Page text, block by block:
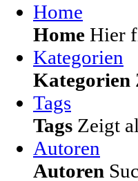
Home
Home Hier
Kategorien
Kategorien
Tags
Tags Zeigt
Autoren
Autoren